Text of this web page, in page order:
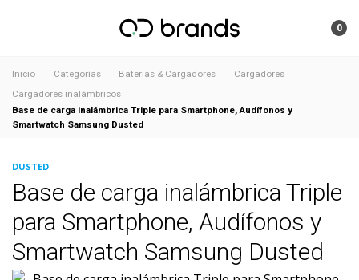
0
Inicio Categorías Baterias & Cargadores
Cargadores
Cargadores inalámbricos
Base de carga inalámbrica Triple para Smartphone, Audífonos y
Smartwatch Samsung Dusted
DUSTED
Base de carga inalámbrica Triple
para Smartphone, Audífonos y
Smartwatch Samsung Dusted